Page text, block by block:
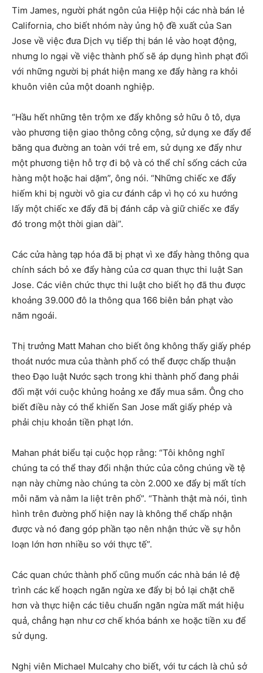
Tim James, người phát ngôn của Hiệp hội các nhà bán lẻ
California, cho biết nhóm này ủng hộ đề xuất của San
Jose về việc đưa Dịch vụ tiếp thị bán lẻ vào hoạt động,
nhưng lo ngại về việc thành phố sẽ áp dụng hình phạt đối
với những người bị phát hiện mang xe đẩy hàng ra khỏi
khuôn viên của một doanh nghiệp.
“Hầu hết những tên trộm xe đẩy không sở hữu ô tô, dựa
vào phương tiện giao thông công cộng, sử dụng xe đẩy để
băng qua đường an toàn với trẻ em, sử dụng xe đẩy như
một phương tiện hỗ trợ đi bộ và có thể chỉ sống cách cửa
hàng một hoặc hai dặm”, ông nói. “Những chiếc xe đẩy
hiếm khi bị người vô gia cư đánh cắp vì họ có xu hướng
lấy một chiếc xe đẩy đã bị đánh cắp và giữ chiếc xe đẩy
đó trong một thời gian dài”.
Các cửa hàng tạp hóa đã bị phạt vì xe đẩy hàng thông qua
chính sách bỏ xe đẩy hàng của cơ quan thực thi luật San
Jose. Các viên chức thực thi luật cho biết họ đã thu được
khoảng 39.000 đô la thông qua 166 biên bản phạt vào
năm ngoái.
Thị trưởng Matt Mahan cho biết ông không thấy giấy phép
thoát nước mưa của thành phố có thể được chấp thuận
theo Đạo luật Nước sạch trong khi thành phố đang phải
đối mặt với cuộc khủng hoảng xe đẩy mua sắm. Ông cho
biết điều này có thể khiến San Jose mất giấy phép và
phải chịu khoản tiền phạt lớn.
Mahan phát biểu tại cuộc họp rằng: “Tôi không nghĩ
chúng ta có thể thay đổi nhận thức của công chúng về tệ
nạn này chừng nào chúng ta còn 2.000 xe đẩy bị mất tích
mỗi năm và nằm la liệt trên phố”. “Thành thật mà nói, tình
hình trên đường phố hiện nay là không thể chấp nhận
được và nó đang góp phần tạo nên nhận thức về sự hỗn
loạn lớn hơn nhiều so với thực tế”.
Các quan chức thành phố cũng muốn các nhà bán lẻ đệ
trình các kế hoạch ngăn ngừa xe đẩy bị bỏ lại chặt chẽ
hơn và thực hiện các tiêu chuẩn ngăn ngừa mất mát hiệu
quả, chẳng hạn như cơ chế khóa bánh xe hoặc tiền xu để
sử dụng.
Nghị viên Michael Mulcahy cho biết, với tư cách là chủ sở